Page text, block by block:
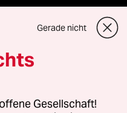
GmbH
oder für Genehmigungen
Gerade nicht
Gesellschaft!